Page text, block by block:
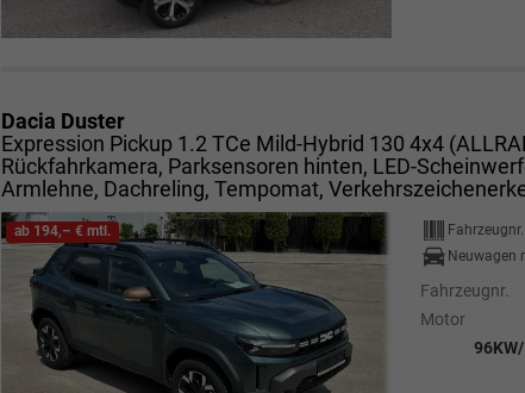
Dacia Duster
Expression Pickup 1.2 TCe Mild-Hybrid 130 4x4
Rückfahrkamera, Parksensoren hinten, LED-
Armlehne, Dachreling, Tempomat,
Fahrzeugnr.:
Neuwagen
Fahrzeugnr.
Motor
ab 194,– € mtl.